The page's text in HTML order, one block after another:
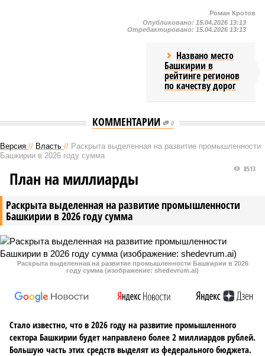
Роман Кротов
Опубликовано: 15.04.2026 13:13
Отредактировано: 15.04.2026 13:13
Названо место
Башкирии в
рейтинге регионов
по качеству дорог
КОММЕНТАРИИ 0
Версия // Власть // Раскрыта выделенная на развитие промышленности
Башкирии в 2026 году сумма
Раскрыта выделенная на развитие промышленности
Башкирии в 2026 году сумма
8513
План на миллиарды
Раскрыта выделенная на развитие промышленности Башкирии в 2026
году сумма (изображение: shedevrum.ai)
Стало известно, что в 2026 году на развитие промышленного
сектора Башкирии будет направлено более 2 миллиардов рублей.
Большую часть этих средств выделят из федерального бюджета.